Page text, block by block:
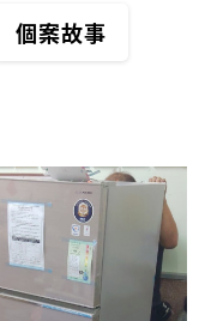
個案故事